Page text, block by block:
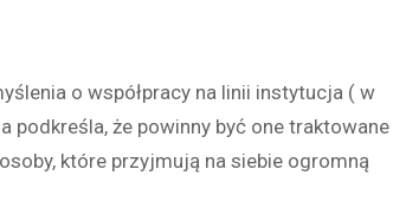
o współpracy na linii instytucja ( w
podkreśla, że powinny być one traktowane
które przyjmują na siebie ogromną